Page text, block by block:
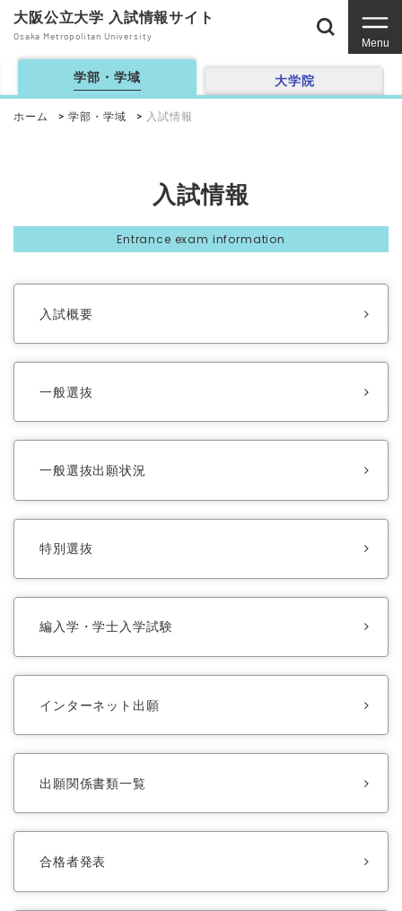
大阪公立大学 入試情報サイト
Osaka Metropolitan University
Menu
学部・学域 大学院
ホーム 学部・学域 入試情報
入試情報
Entrance exam information
入試概要
一般選抜
一般選抜出願状況
特別選抜
編入学・学士入学試験
インターネット出願
出願関係書類一覧
合格者発表